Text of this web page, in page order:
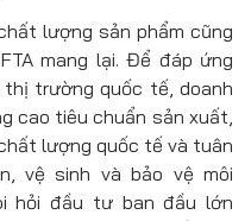
lượng sản phẩm cũng
mang lại. Để đáp ứng
trường quốc tế, doanh
cao tiêu chuẩn sản xuất,
lượng quốc tế và tuân
vệ sinh và bảo vệ môi
hỏi đầu tư ban đầu lớn